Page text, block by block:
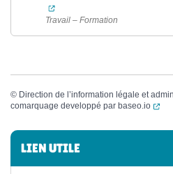
(ouverture dans un nouvel
Travail – Formation
© Direction de l’information légale et
comarquage developpé par baseo.io
Informations
LIEN UTILE